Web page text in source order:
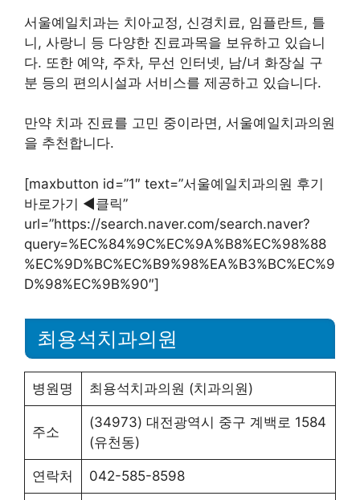
서울예일치과는 치아교정, 신경치료, 임플란트, 틀
니, 사랑니 등 다양한 진료과목을 보유하고 있습니
다. 또한 예약, 주차, 무선 인터넷, 남/녀 화장실 구
분 등의 편의시설과 서비스를 제공하고 있습니다.
만약 치과 진료를 고민 중이라면, 서울예일치과의원
을 추천합니다.
[maxbutton id=”1″ text=”서울예일치과의원 후기
바로가기 ◀︎클릭”
url=”https://search.naver.com/search.naver?
query=%EC%84%9C%EC%9A%B8%EC%98%88
%EC%9D%BC%EC%B9%98%EA%B3%BC%EC%9
D%98%EC%9B%90″]
최용석치과의원
병원명 최용석치과의원 (치과의원)
주소
(34973) 대전광역시 중구 계백로 1584
(유천동)
연락처 042-585-8598